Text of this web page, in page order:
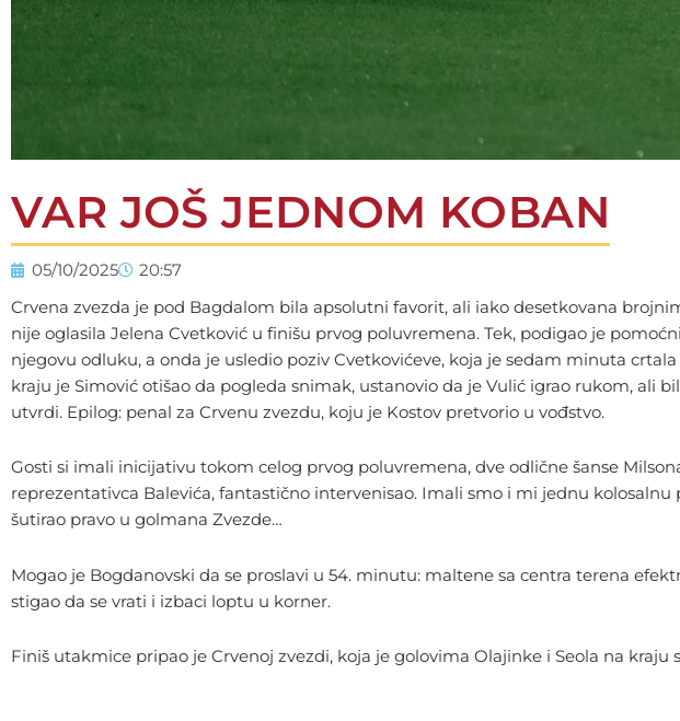
VAR JOŠ JEDNOM KOBAN
05/10/2025
20:57
Crvena zvezda je pod Bagdalom bila apsolutni favorit, ali iako desetkovana
nije oglasila Jelena Cvetković u finišu prvog poluvremena. Tek, podigao je
njegovu odluku, a onda je usledio poziv Cvetkovićeve, koja je sedam minuta
kraju je Simović otišao da pogleda snimak, ustanovio da je Vulić igrao rukom, ali
utvrdi. Epilog: penal za Crvenu zvezdu, koju je Kostov pretvorio u vođstvo.
Gosti si imali inicijativu tokom celog prvog poluvremena, dve odlične šanse
reprezentativca Balevića, fantastično intervenisao. Imali smo i mi jednu
šutirao pravo u golmana Zvezde…
Mogao je Bogdanovski da se proslavi u 54. minutu: maltene sa centra terena
stigao da se vrati i izbaci loptu u korner.
Finiš utakmice pripao je Crvenoj zvezdi, koja je golovima Olajinke i Seola na kraju